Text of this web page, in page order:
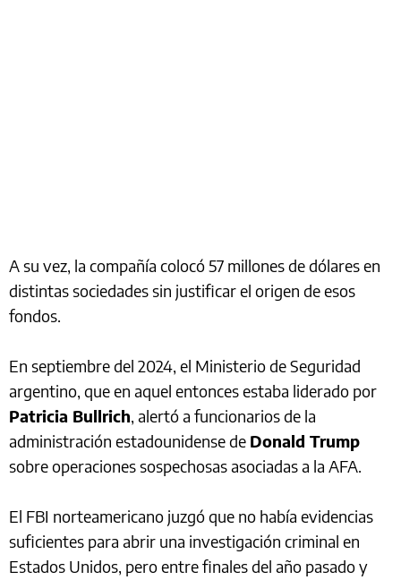
A su vez, la compañía colocó 57 millones de dólares en
distintas sociedades sin justificar el origen de esos
fondos.
En septiembre del 2024, el Ministerio de Seguridad
argentino, que en aquel entonces estaba liderado por
Patricia Bullrich, alertó a funcionarios de la
administración estadounidense de Donald Trump
sobre operaciones sospechosas asociadas a la AFA.
El FBI norteamericano juzgó que no había evidencias
suficientes para abrir una investigación criminal en
Estados Unidos, pero entre finales del año pasado y